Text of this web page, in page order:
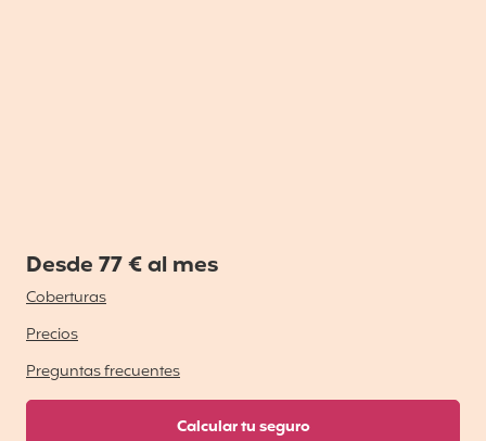
Desde 77 € al mes
Coberturas
Precios
Preguntas frecuentes
Calcular tu seguro